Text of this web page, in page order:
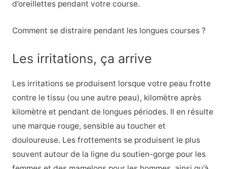
d’oreillettes pendant votre course.
Comment se distraire pendant les longues courses ?
Les irritations, ça arrive
Les irritations se produisent lorsque votre peau frotte
contre le tissu (ou une autre peau), kilomètre après
kilomètre et pendant de longues périodes. Il en résulte
une marque rouge, sensible au toucher et
douloureuse. Les frottements se produisent le plus
souvent autour de la ligne du soutien-gorge pour les